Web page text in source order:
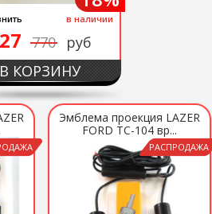
в наличии
770 руб
В КОРЗИНУ
РАСПРОДАЖА
Эмблема проекция LAZER
FORD ТС-104 вр...